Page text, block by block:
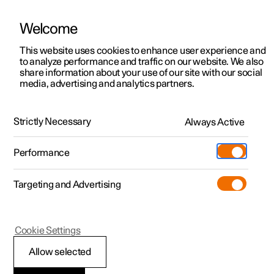
Polestar 2
Polestar 3
Polestar 4
Pre-owned
Shop
Meer
Testrit
Aanbiedingen voor
Testrit
Aanbiedingen voor
Polestar 4 coupé
Ontdek Polestar 4
Testrit
Bekijk onze stockwagens
Aanbiedingen voor
Ontdek Polestar 5
Over pre-owned
Pre-owned aanbiedingen
Aanbiedingen voor particulieren
Aanbiedingen voor
professionelen
Bekijk onze stockwagens
Configureer
Pre-owned
Testrit
Additionals
(Opent in een nieuw venster)
Experiences
Ontmoet ons
Servicepunten
Opladen
Support
HandleidingVideogalerijSoftware-updates
Bedieningselementen klimaatregeling
Polestar 2
Eko-klimaat
Welcome
This website uses cookies to enhance user experience and
to analyze performance and traffic on our website. We also
share information about your use of our site with our social
media, advertising and analytics partners.
Strictly Necessary Always Active
Performance
Targeting and Advertising
Allow selected
Cookie Settings